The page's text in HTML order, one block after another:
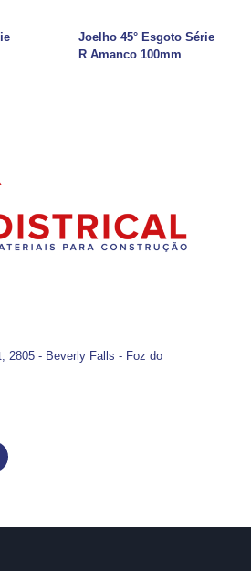
Joelho 45° Esgoto Série
R Amanco 100mm
2805 - Beverly Falls - Foz do